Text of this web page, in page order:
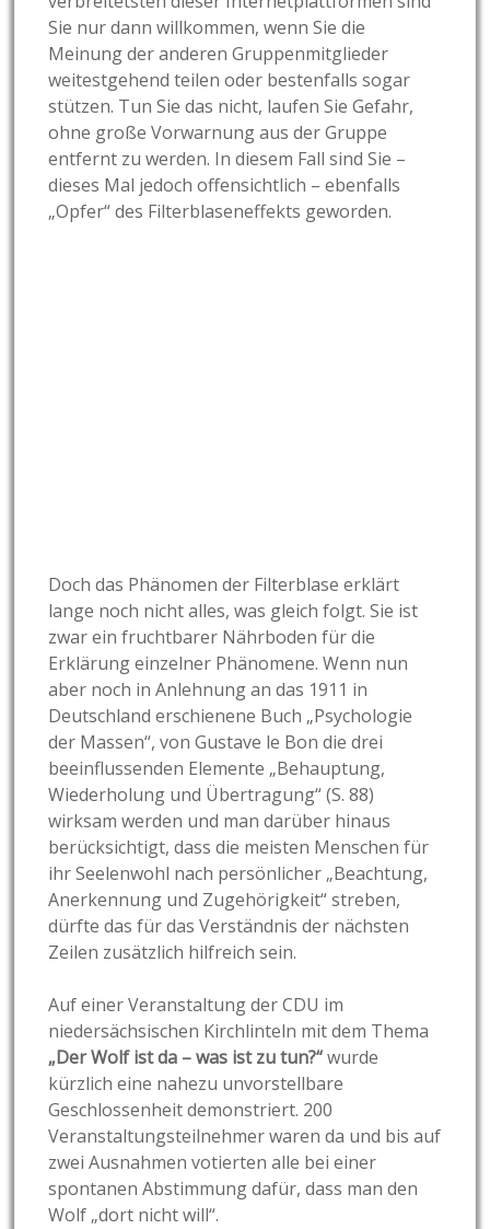
Sie nur dann willkommen, wenn Sie die
Meinung der anderen Gruppenmitglieder
weitestgehend teilen oder bestenfalls sogar
stützen. Tun Sie das nicht, laufen Sie Gefahr,
ohne große Vorwarnung aus der Gruppe
entfernt zu werden. In diesem Fall sind Sie –
dieses Mal jedoch offensichtlich – ebenfalls
„Opfer“ des Filterblaseneffekts geworden.
Doch das Phänomen der Filterblase erklärt
lange noch nicht alles, was gleich folgt. Sie ist
zwar ein fruchtbarer Nährboden für die
Erklärung einzelner Phänomene. Wenn nun
aber noch in Anlehnung an das 1911 in
Deutschland erschienene Buch „Psychologie
der Massen“, von Gustave le Bon die drei
beeinflussenden Elemente „Behauptung,
Wiederholung und Übertragung“ (S. 88)
wirksam werden und man darüber hinaus
berücksichtigt, dass die meisten Menschen für
ihr Seelenwohl nach persönlicher „Beachtung,
Anerkennung und Zugehörigkeit“ streben,
dürfte das für das Verständnis der nächsten
Zeilen zusätzlich hilfreich sein.
Auf einer Veranstaltung der CDU im
niedersächsischen Kirchlinteln mit dem Thema
„Der Wolf ist da – was ist zu tun?“wurde
kürzlich eine nahezu unvorstellbare
Geschlossenheit demonstriert. 200
Veranstaltungsteilnehmer waren da und bis auf
zwei Ausnahmen votierten alle bei einer
spontanen Abstimmung dafür, dass man den
Wolf „dort nicht will“.